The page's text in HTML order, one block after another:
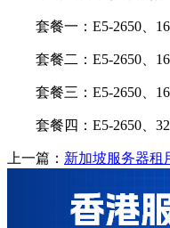
套餐一：E5-2650、
套餐二：E5-2650、
套餐三：E5-2650、
套餐四：E5-2650、
上一篇： 新加坡服务器租